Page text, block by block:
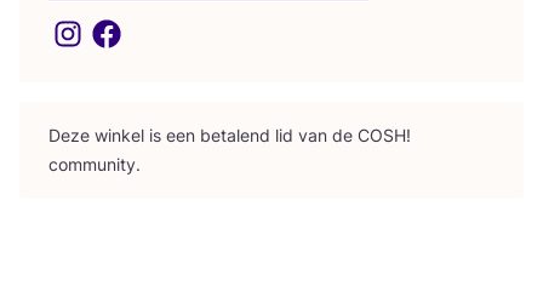
Deze win­kel is een beta­lend lid van de COSH!
community.